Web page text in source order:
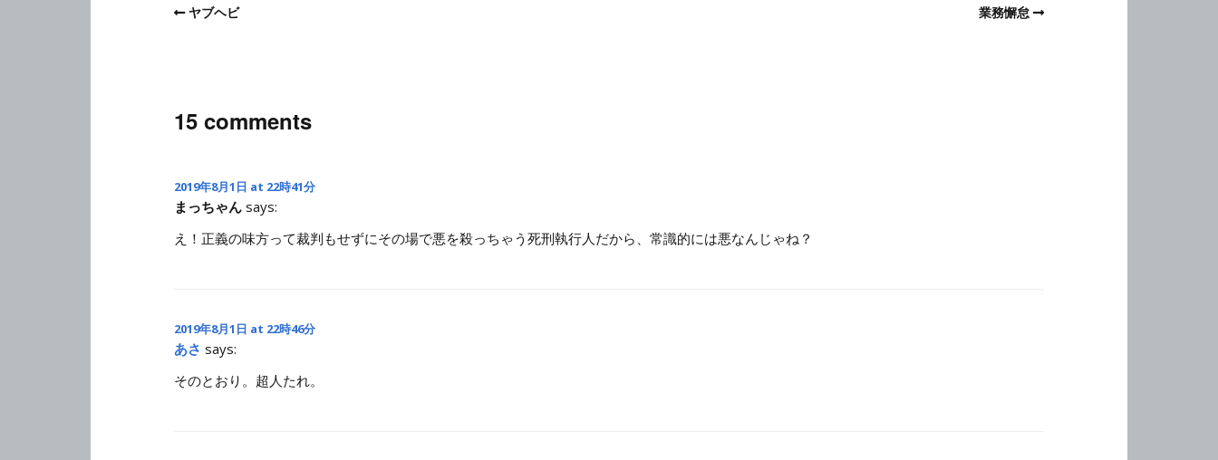
ヤブヘビ 業務懈怠
15 comments
2019年8月1日 at 22時41分
まっちゃん says:
え！正義の味方って裁判もせずにその場で悪を殺っちゃう死刑執行人だから、常識的には悪なんじゃね？
2019年8月1日 at 22時46分
あさ says:
そのとおり。超人たれ。